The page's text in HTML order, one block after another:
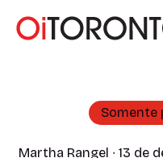
Somente
Martha Rangel ∙ 13 de